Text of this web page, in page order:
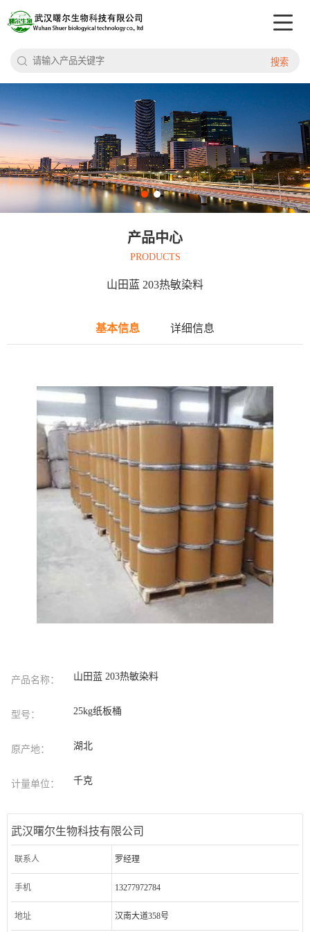
搜索
产品中心
PRODUCTS
山田蓝 203热敏染料
基本信息 详细信息
产品名称： 山田蓝 203热敏染料
型号： 25kg纸板桶
原产地： 湖北
计量单位： 千克
武汉曙尔生物科技有限公司
联系人 罗经理
手机 13277972784
地址 汉南大道358号